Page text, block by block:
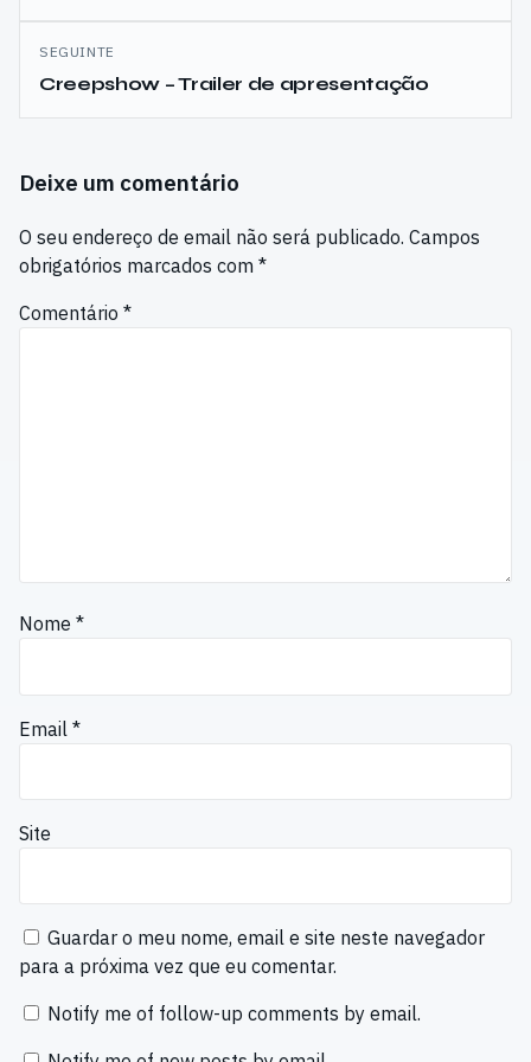
SEGUINTE
Creepshow – Trailer de apresentação
Deixe um comentário
O seu endereço de email não será publicado. Campos
obrigatórios marcados com *
Comentário *
Nome *
Email *
Site
Guardar o meu nome, email e site neste navegador
para a próxima vez que eu comentar.
Notify me of follow-up comments by email.